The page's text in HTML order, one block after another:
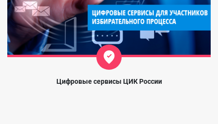
Цифровые сервисы ЦИК России